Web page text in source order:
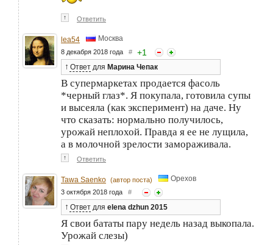
↑ Ответить
lea54 Москва
8 декабря 2018 года # +1
↑ Ответ для Марина Чепак
В супермаркетах продается фасоль
*черный глаз*. Я покупала, готовила супы
и высеяла (как эксперимент) на даче. Ну
что сказать: нормально получилось,
урожай неплохой. Правда я ее не лущила,
а в молочной зрелости замораживала.
↑ Ответить
Tawa Saenko (автор поста) Орехов
3 октября 2018 года #
↑ Ответ для elena dzhun 2015
Я свои бататы пару недель назад выкопала.
Урожай слезы)